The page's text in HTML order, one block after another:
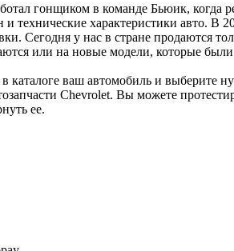
гонщиком в команде Бьюик, когда
технические характеристики авто.
Сегодня у нас в стране продаются
или на новые модели, которые
ваш автомобиль и выберите
Chevrolet. Вы можете
ее.